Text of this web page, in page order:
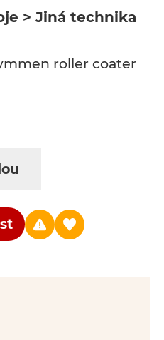
> Jiná technika
roller coater